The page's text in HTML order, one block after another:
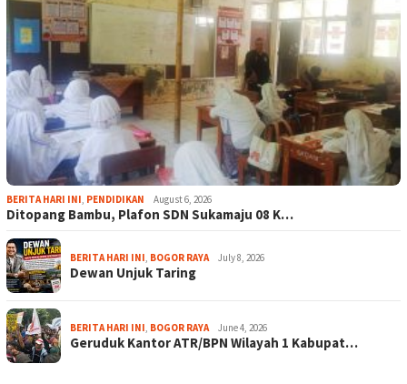
BERITA HARI INI, PENDIDIKAN August 6, 2026
Ditopang Bambu, Plafon SDN Sukamaju 08 K…
BERITA HARI INI, BOGOR RAYA July 8, 2026
Dewan Unjuk Taring
BERITA HARI INI, BOGOR RAYA June 4, 2026
Geruduk Kantor ATR/BPN Wilayah 1 Kabupat…